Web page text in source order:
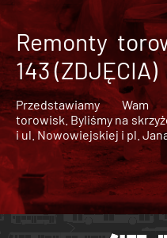
Remonty
143 (ZDJĘCIA)
Przedstawiamy
torowisk. Byliśmy na
i ul. Nowowiejskiej i pl.